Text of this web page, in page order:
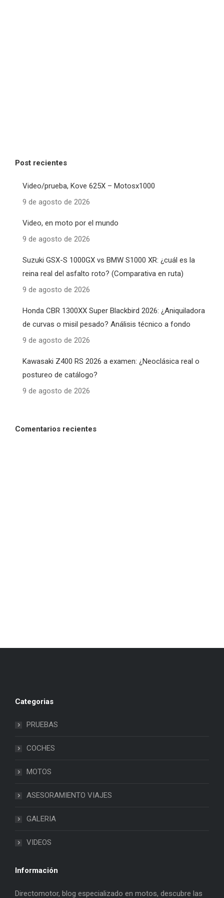
Post recientes
Video/prueba, Kove 625X – Motosx1000
9 de agosto de 2026
Video, en moto por el mundo
9 de agosto de 2026
Suzuki GSX-S 1000GX vs BMW S1000 XR: ¿cuál es la
reina real del asfalto roto? (Comparativa en ruta)
9 de agosto de 2026
Honda CBR 1300XX Super Blackbird 2026: ¿Aniquiladora
de curvas o misil pesado? Análisis técnico a fondo
9 de agosto de 2026
Kawasaki Z400 RS 2026 a examen: ¿Neoclásica real o
postureo de catálogo?
9 de agosto de 2026
Comentarios recientes
Categorias
PRUEBAS
COCHES
MOTOS
ASESORAMIENTO VIAJES
GALERIA
VIDEOS
Información
Directomotor, blog especializado en motos, descubre las